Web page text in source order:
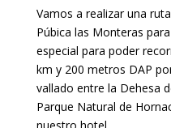
Vamos a realizar una
Púbica las Monteras
especial para poder
km y 200 metros DAP
vallado entre la Dehesa
Parque Natural de